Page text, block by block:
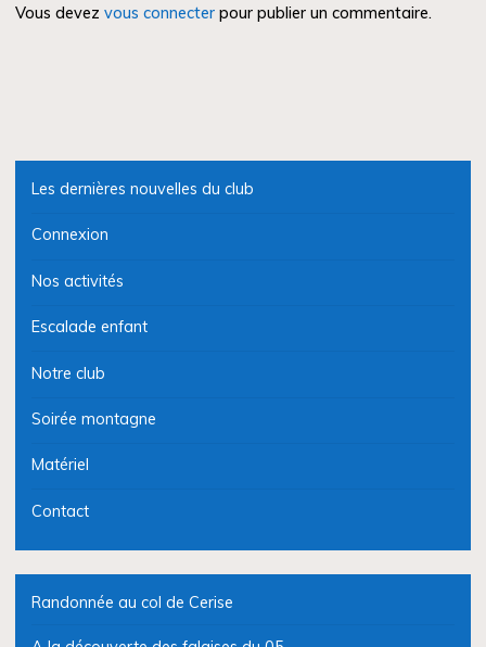
Vous devezvous connecter pour publier un commentaire.
Les dernières nouvelles du club
Connexion
Nos activités
Escalade enfant
Notre club
Soirée montagne
Matériel
Contact
Randonnée au col de Cerise